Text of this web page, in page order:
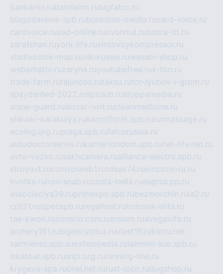
bankaribi.rubandamn.rubigfatcc.ru
blagodarenie-spb.ruborodino-media.rucard-voice.ru
cardvoice.ruzed-online.ruzvonitut.ruzebra-tlt.ru
zarafshan.ruyork-life.ruvintovoykompressor.ru
vladivostok-map.ruvlknrussia.ruwasabi-shop.ru
webamator.ruzaryna.ruyoutubefree.rux-ton.ru
trade-farm.rutajuncos.rutaksu.rutor-lyubov-i-grom.ru
spayderhed-2022.rusplclub.rustoppamedia.ru
snow-guard.ruslovar-ivrit.rucleanmedicine.ru
shkurki-karakulya.rukanotiforet.spb.rututmassage.ru
ecolog.org.rupraga.spb.rufalcorussia.ru
autodoctorservis.rukamertondom.spb.ru net-life.net.ru
avto-vozim.rusakhcamera.rualliance-electro.spb.ru
stroyavt.rucontrolweb1.rutdsak74.rukinzozo-ru.ru
kvotka.ru iron-snab.rucosta-bella.rueugrus.pp.ru
associaciya39.ruprimexpo.spb.rubezmorchin.ru ia2.ru
cpt21.ru ispecspb.ru regahost.rukolosok-elita.ru
tae-kwon.ruconsrio.com.ru insiam.ruavegainfo.ru
archery161.rubigencyclica.ruvlast16.rukorru.net
sarmiento.spb.suextelopedia.ru lammin-suo.spb.ru
iskatour.spb.rusnpi.org.ru running-line.ru
krygeva-spa.ruchel.net.ru rust-loco.rudugshop.ru